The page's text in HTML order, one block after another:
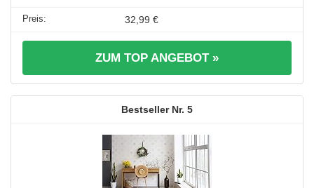
32,99 €
ZUM TOP ANGEBOT »
5